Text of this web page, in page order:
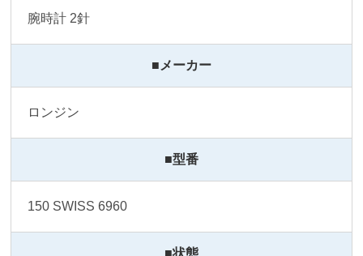
腕時計 2針
■メーカー
ロンジン
■型番
150 SWISS 6960
■状態